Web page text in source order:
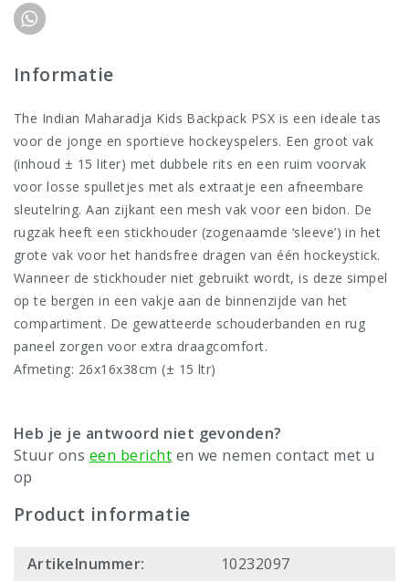
Informatie
The Indian Maharadja Kids Backpack PSX is een ideale tas
voor de jonge en sportieve hockeyspelers. Een groot vak
(inhoud ± 15 liter) met dubbele rits en een ruim voorvak
voor losse spulletjes met als extraatje een afneembare
sleutelring. Aan zijkant een mesh vak voor een bidon. De
rugzak heeft een stickhouder (zogenaamde ‘sleeve’) in het
grote vak voor het handsfree dragen van één hockeystick.
Wanneer de stickhouder niet gebruikt wordt, is deze simpel
op te bergen in een vakje aan de binnenzijde van het
compartiment. De gewatteerde schouderbanden en rug
paneel zorgen voor extra draagcomfort.
Afmeting: 26x16x38cm (± 15 ltr)
Heb je je antwoord niet gevonden?
Stuur ons een bericht en we nemen contact met u
op
Product informatie
Artikelnummer:
10232097